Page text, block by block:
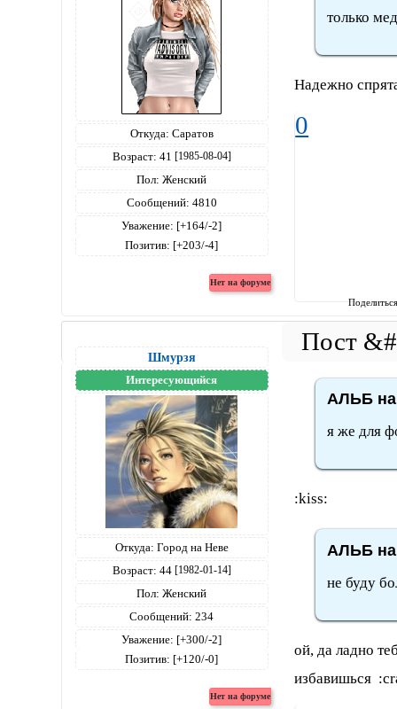
Откуда: Саратов
Возраст: 41 [1985-08-04]
Пол: Женский
Сообщений: 4810
Уважение: [+164/-2]
Позитив: [+203/-4]
только
Надежно
0
Шмурзя
Интересующийся
Откуда: Город на Неве
Возраст: 44 [1982-01-14]
Пол: Женский
Сообщений: 234
Уважение: [+300/-2]
Позитив: [+120/-0]
АЛЬБ
я же для
:kiss:
АЛЬБ
не буду
ой, да ладно
избавишься